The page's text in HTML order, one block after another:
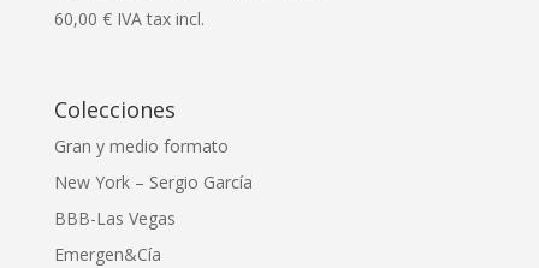
60,00 € IVA tax incl.
Colecciones
Gran y medio formato
New York – Sergio García
BBB-Las Vegas
Emergen&Cía